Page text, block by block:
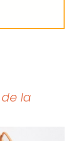
de la